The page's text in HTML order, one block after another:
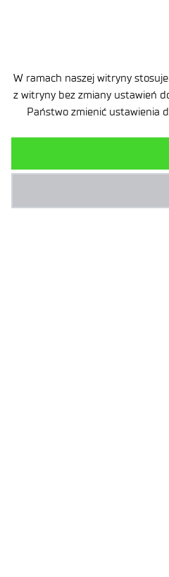
W ramach naszej witryny
z witryny bez zmiany ustawień
Państwo zmienić ustawienia